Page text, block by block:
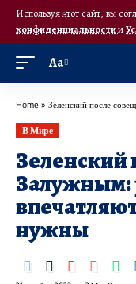
Используя этот сайт, вы
конфиденциальностии
Аа
Home » Зеленский после совещания
В Мире
Зеленский
Залужным:
нужны